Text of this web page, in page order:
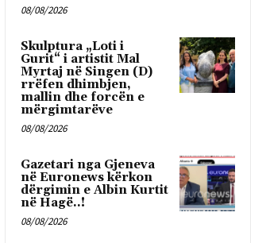
08/08/2026
Skulptura „Loti i
Gurit“ i artistit Mal
Myrtaj në Singen (D)
rrëfen dhimbjen,
mallin dhe forcën e
mërgimtarëve
08/08/2026
Gazetari nga Gjeneva
në Euronews kërkon
dërgimin e Albin Kurtit
në Hagë..!
08/08/2026